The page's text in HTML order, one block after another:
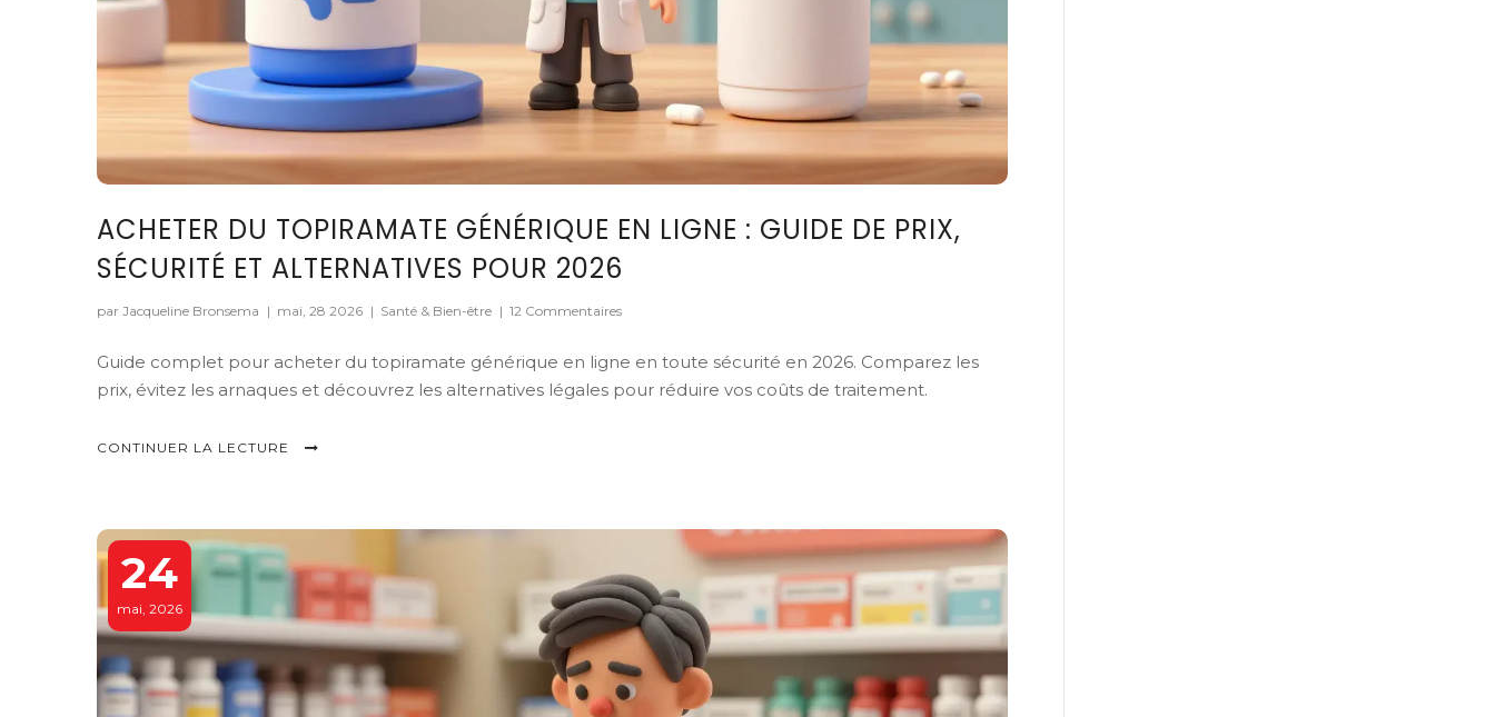
ACHETER DU TOPIRAMATE GÉNÉRIQUE EN LIGNE : GUIDE DE PRIX,
SÉCURITÉ ET ALTERNATIVES POUR 2026
par Jacqueline Bronsema | mai, 28 2026 | Santé & Bien-être | 12 Commentaires
Guide complet pour acheter du topiramate générique en ligne en toute sécurité en 2026. Comparez les
prix, évitez les arnaques et découvrez les alternatives légales pour réduire vos coûts de traitement.
CONTINUER LA LECTURE
24
mai, 2026